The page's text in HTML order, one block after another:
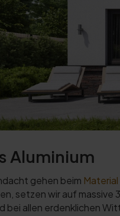
Aluminium
gehen beim Material
setzen wir auf massive
bei allen erdenklichen